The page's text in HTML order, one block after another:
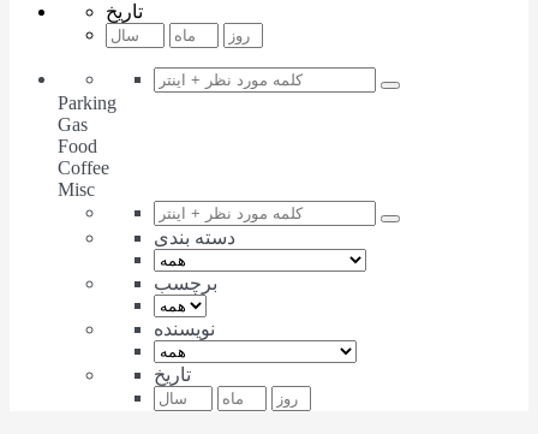
تاریخ
Parking
Gas
Food
Coffee
Misc
دسته بندی
برچسب
نویسنده
تاریخ